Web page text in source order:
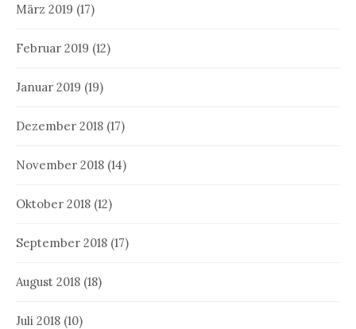
März 2019 (17)
Februar 2019 (12)
Januar 2019 (19)
Dezember 2018 (17)
November 2018 (14)
Oktober 2018 (12)
September 2018 (17)
August 2018 (18)
Juli 2018 (10)